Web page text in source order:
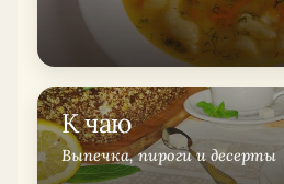
К чаю
Выпечка, пироги и десерты